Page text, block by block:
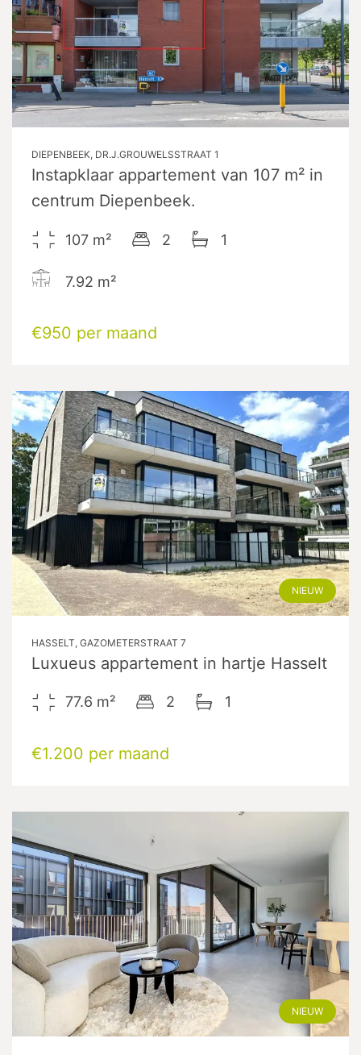
DIEPENBEEK, DR.J.GROUWELSSTRAAT 1
Instapklaar appartement van 107 m² in
centrum Diepenbeek.
107 m² 2 1
7.92 m²
€950 per maand
NIEUW
HASSELT, GAZOMETERSTRAAT 7
Luxueus appartement in hartje Hasselt
77.6 m² 2 1
€1.200 per maand
NIEUW